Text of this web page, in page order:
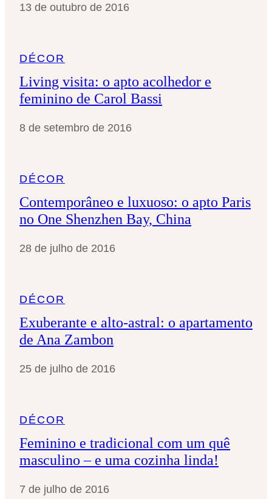
13 de outubro de 2016
DÉCOR
Living visita: o apto acolhedor e
feminino de Carol Bassi
8 de setembro de 2016
DÉCOR
Contemporâneo e luxuoso: o apto Paris
no One Shenzhen Bay, China
28 de julho de 2016
DÉCOR
Exuberante e alto-astral: o apartamento
de Ana Zambon
25 de julho de 2016
DÉCOR
Feminino e tradicional com um quê
masculino – e uma cozinha linda!
7 de julho de 2016